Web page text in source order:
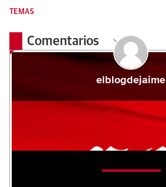
TEMAS
Comentarios
elblogdejaime